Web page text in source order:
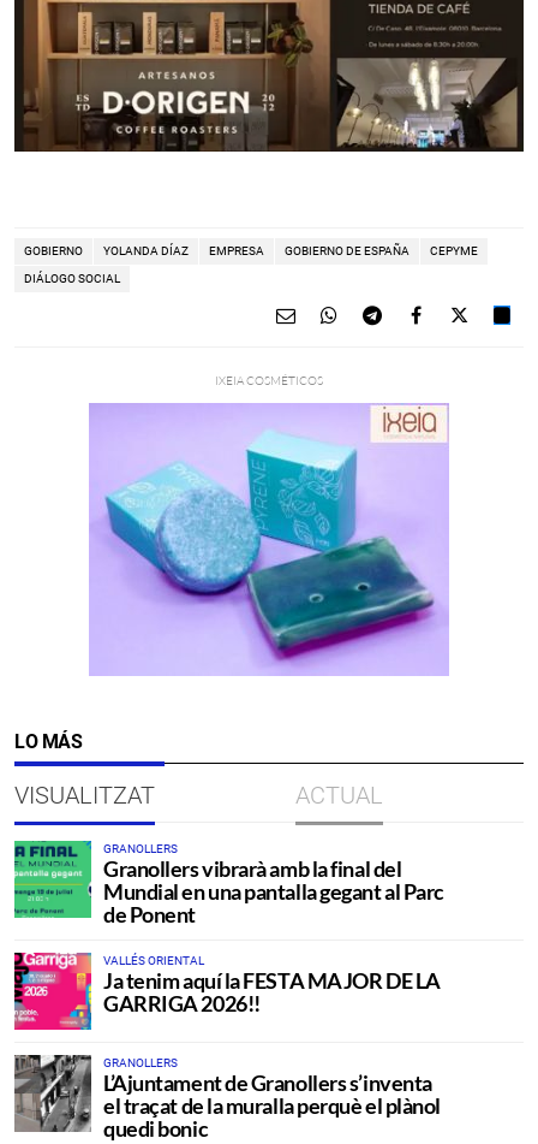
GOBIERNO YOLANDA DÍAZ EMPRESA GOBIERNO DE ESPAÑA CEPYME
DIÁLOGO SOCIAL
LO MÁS
VISUALITZAT ACTUAL
GRANOLLERS
Granollers vibrarà amb la final del
Mundial en una pantalla gegant al Parc
de Ponent
VALLÉS ORIENTAL
Ja tenim aquí la FESTA MAJOR DE LA
GARRIGA 2026!!
GRANOLLERS
L’Ajuntament de Granollers s’inventa
el traçat de la muralla perquè el plànol
quedi bonic